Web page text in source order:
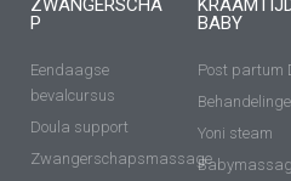
ZWANGERSCHA
P
Eendaagse
bevalcursus
Doula support
Zwangerschapsmassage
BABY
Post partum
Yoni steam